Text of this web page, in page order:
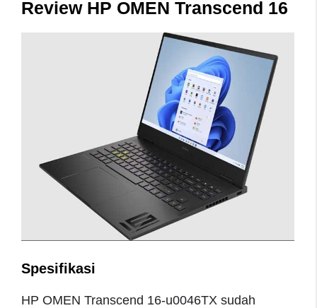
Review HP OMEN Transcend 16
Spesifikasi
HP OMEN Transcend 16-u0046TX sudah